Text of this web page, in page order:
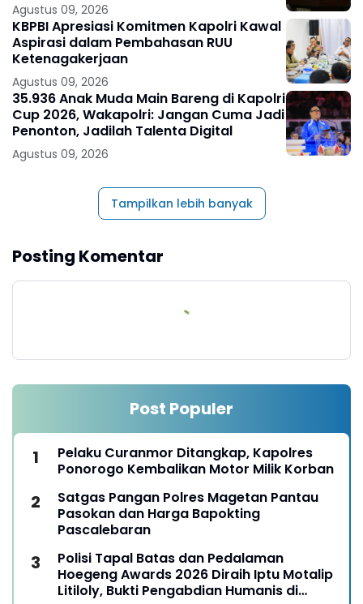
Agustus 09, 2026
KBPBI Apresiasi Komitmen Kapolri Kawal
Aspirasi dalam Pembahasan RUU
Ketenagakerjaan
Agustus 09, 2026
35.936 Anak Muda Main Bareng di Kapolri
Cup 2026, Wakapolri: Jangan Cuma Jadi
Penonton, Jadilah Talenta Digital
Agustus 09, 2026
Tampilkan lebih banyak
Posting Komentar
Post Populer
Pelaku Curanmor Ditangkap, Kapolres
Ponorogo Kembalikan Motor Milik Korban
Satgas Pangan Polres Magetan Pantau
Pasokan dan Harga Bapokting
Pascalebaran
Polisi Tapal Batas dan Pedalaman
Hoegeng Awards 2026 Diraih Iptu Motalip
Litiloly, Bukti Pengabdian Humanis di